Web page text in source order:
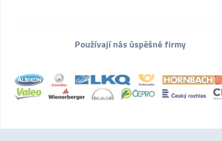
Používají nás úspěšné firmy